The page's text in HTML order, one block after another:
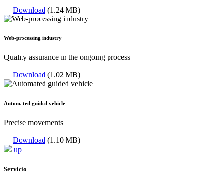
Download (1.24 MB)
Web-processing industry
Quality assurance in the ongoing process
Download (1.02 MB)
Automated guided vehicle
Precise movements
Download (1.10 MB)
up
Servicio